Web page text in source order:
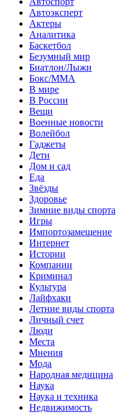
Автоэксперт
Актеры
Аналитика
Баскетбол
Безумный мир
Биатлон/Лыжи
Бокс/MMA
В мире
В России
Вещи
Военные новости
Волейбол
Гаджеты
Дети
Дом и сад
Еда
Звёзды
Здоровье
Зимние виды спорта
Игры
Импортозамещение
Интернет
Истории
Компании
Криминал
Культура
Лайфхаки
Летние виды спорта
Личный счет
Люди
Места
Мнения
Мода
Народная медицина
Наука
Наука и техника
Недвижимость